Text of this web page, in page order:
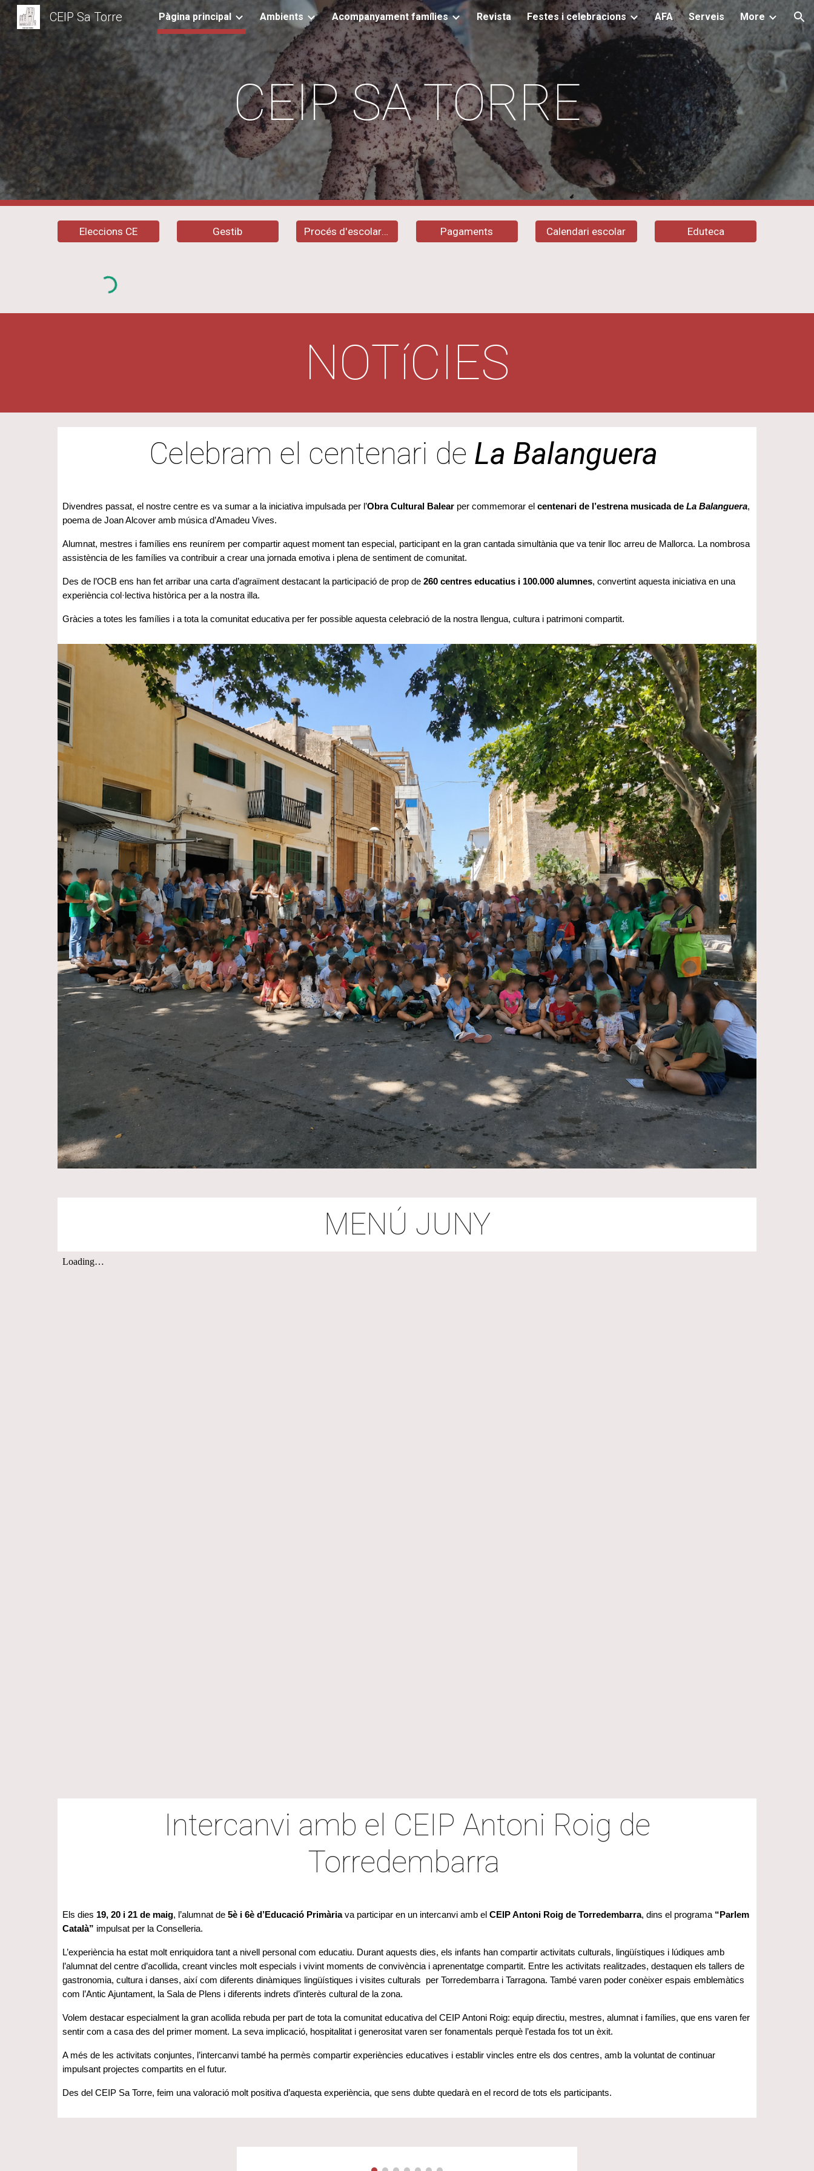
Skip to main content Skip to navigation
CEIP Sa Torre Pàgina principal Ambients Acompanyament famílies Revista Festes i celebracions AFA Serveis More
CEIP SA TORRE
Eleccions CE Gestib Procés d'escolarització Pagaments Calendari escolar Eduteca
NOTíCIES
Celebram el centenari de La Balanguera
Divendres passat, el nostre centre es va sumar a la iniciativa impulsada per l’Obra Cultural Balearper commemorar el centenari de l’estrena musicada de La Balanguera,
poema de Joan Alcover amb música d’Amadeu Vives.
Alumnat, mestres i famílies ens reunírem per compartir aquest moment tan especial, participant en la gran cantada simultània que va tenir lloc arreu de Mallorca. La nombrosa
assistència de les famílies va contribuir a crear una jornada emotiva i plena de sentiment de comunitat.
Des de l’OCB ens han fet arribar una carta d’agraïment destacant la participació de prop de 260 centres educatius i 100.000 alumnes, convertint aquesta iniciativa en una
experiència col·lectiva històrica per a la nostra illa.
Gràcies a totes les famílies i a tota la comunitat educativa per fer possible aquesta celebració de la nostra llengua, cultura i patrimoni compartit.
MENÚ JUNY
Intercanvi amb el CEIP Antoni Roig de
Torredembarra
Els dies 19, 20 i 21 de maig, l’alumnat de 5è i 6è d’Educació Primàriava participar en un intercanvi amb el CEIP Antoni Roig de Torredembarra, dins el programa “Parlem
Català” impulsat per la Conselleria.
L’experiència ha estat molt enriquidora tant a nivell personal com educatiu. Durant aquests dies, els infants han compartir activitats culturals, lingüístiques i lúdiques amb
l’alumnat del centre d’acollida, creant vincles molt especials i vivint moments de convivència i aprenentatge compartit. Entre les activitats realitzades, destaquen els tallers de
gastronomia, cultura i danses, així com diferents dinàmiques lingüístiques i visites culturals
per Torredembarra i Tarragona. També varen poder conèixer espais emblemàtics
com l’Antic Ajuntament, la Sala de Plens i diferents indrets d’interès cultural de la zona.
Volem destacar especialment la gran acollida rebuda per part de tota la comunitat educativa del CEIP Antoni Roig: equip directiu, mestres, alumnat i famílies, que ens varen fer
sentir com a casa des del primer moment. La seva implicació, hospitalitat i generositat varen ser fonamentals perquè l’estada fos tot un èxit.
A més de les activitats conjuntes, l’intercanvi també ha permès compartir experiències educatives i establir vincles entre els dos centres, amb la voluntat de continuar
impulsant projectes compartits en el futur.
Des del CEIP Sa Torre, feim una valoració molt positiva d’aquesta experiència, que sens dubte quedarà en el record de tots els participants.